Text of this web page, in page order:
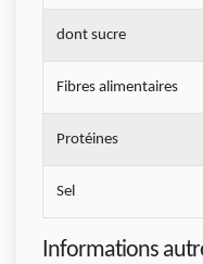
dont sucre
Fibres alimentaires
Protéines
Sel
Informations